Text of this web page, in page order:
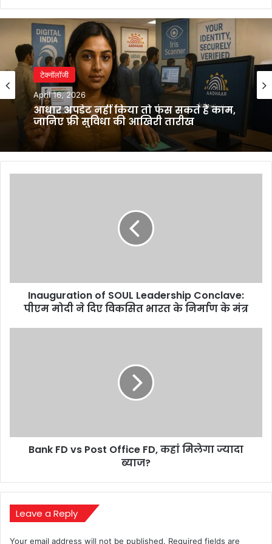
टेक्नॉलॉजी
April 16, 2026
आधार अपडेट नहीं किया तो फंस सकते हैं काम,
जानिए फ्री सुविधा की आखिरी तारीख
दिए
विकसितInauguration of SOUL Leadership Conclave:
पीएम मोदी ने दिए विकसित भारत के निर्माण के मंत्र
ज्यादा
Bank FD vs Post Office FD, कहां मिलेगा ज्यादा
ब्याज?
Leave a Reply
Your email address will not be published. Required fields are